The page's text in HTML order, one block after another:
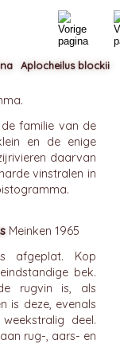
familie van de
en de enige
daarvan
vinstralen in
.
Meinken 1965
afgeplat. Kop
bek.
rugvin is, als
is deze, evenals
deel.
rug-, aars- en
Aplocheilus blockii